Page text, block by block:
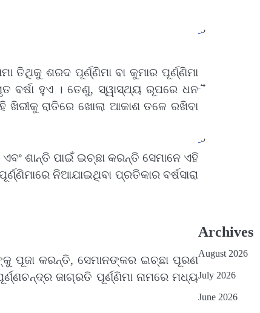
ତିଥିକୁ ଶରଦ ପୂର୍ଣ୍ଣିମା ବା କୁମାର ପୂର୍ଣ୍ଣିମା
ବର୍ଷା ହୁଏ । ତେଣୁ, ସ୍ୱାସ୍ଥ୍ୟ ରୂପରେ ଧନ
ରାତିରେ ଖୋଲା ଆକାଶ ତଳେ ରଖିବା
ଶାନ୍ତି ପାଇଁ ଇଚ୍ଛା କରନ୍ତି ସେମାନେ ଏହି
ନିଆଯାଇଥିବା ପ୍ରତିକାର ବର୍ଷସାରା
ପୂଜା କରନ୍ତି, ସେମାନଙ୍କର ଇଚ୍ଛା ପୂରଣ
ଜାଗ୍ରତି ପୂର୍ଣ୍ଣିମା ନାମରେ ମଧ୍ୟ
3
4
5
Archives
August 2026
July 2026
June 2026